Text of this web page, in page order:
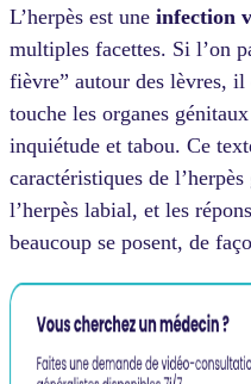
L’herpès est une infection
multiples facettes. Si l’on
fièvre” autour des lèvres, il
touche les organes
inquiétude et tabou. Ce
caractéristiques de
l’herpès labial, et les
beaucoup se posent, de